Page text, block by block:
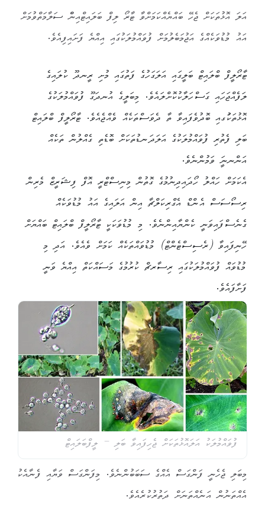
އަލަ އޮޅުތަކަށް ޖެހޭ ބައްޔެއްކަމަށްވާ ޓާރޯ ލިފް ބަލައިޓްއިންް ސަލާމަތްވުމަށް
އައު މުޑުވަކެއްގެ އަޖުމަބެލުމަށް ފުވައްމުލަކުގައި އިއްޔެ ފަށައިފިއެވެ.
ޓާރޯލީފް ބްލައިޓް ބަލީގައި އަލަގަހުގެ ފަތުގައި މުށި ރީނދޫ ކުލައިގެ
ލަފެއްޖަހައި ގަސްހަލާކުކޮށްލައެވެ. މިބަލީގެ އުނދަގޫ ފުވައްމުލަކުގެ
އޮޅުތަކުަގއި ބޮދުވެފައިވާ ތާ ދެވަސްތަކެއް ވެއްޖެއެވެ. ޓާރޯލީފް ބްލައިޓް
ބަލި ފެތުރި ފުވައްމުލަކުގެ އަލަދަނޑުތަކަށް ބޮޑެތި ގެއްލުން ތަކެއް
އަންނނަީ ވަމުންނެވެ.
އެކަމަށް ހައްލު ހޯދައިދިނުމުގެ ގޮތުން މިނިސްޓްރީ އޮފް ފިޝަރީޒް މެރިން
ރިސޯސަސް އެންޑް އެގްރިކަލްޗާ އިން އަލައިގެ އައު މުޑުވަކެއް
ގެނެސްފައިވަނީ ކެންޔާއިންނެވެ. މި މުޑުވަކަކީ ޓާރޯލީފް ބްލައިޓް ބައްޔަށް
ހޭނިފައިވާ (ރެސިސްޓެންޓް) މުޑުވައްތަކެއް ކަމަށް ވެއެވެ. އަދި މި
މުޑުވައް ފުވައްމުލަކުގައި ރިސާރޗް ކުރުމުގެ މަސައްކަތް އިއްޔެ ވަނީ
ފަށާފައެވެ.
ފުވައްމުލަކު އަލައޮޅުތަކަށް ޖެހިފައިވާ ބަލި – ލީފްބަލައިޓް
މިބަލި ޖެހެނީ ފަންގަސް އެއްގެ ސަބަބުންނެވެ. މިފަންގަސް ވަޔާއި ފެނާއެކު
އެއްތަނުން އަނެއްތަނަށް ދަތުރުކުރެއެވެ.